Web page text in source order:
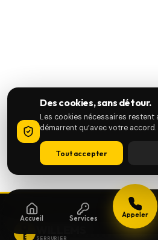
Accueil Services Appeler
SERRURIER
Des cookies, sans détour.
Les cookies nécessaires
démarrent qu’avec votre accord.
Tout accepter